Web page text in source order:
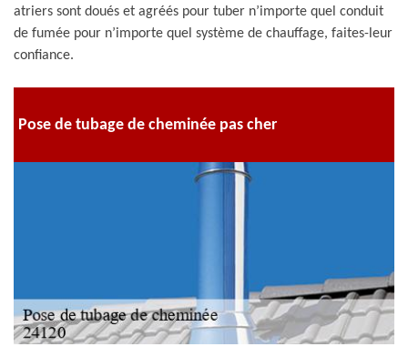
atriers sont doués et agréés pour tuber n’importe quel conduit
de fumée pour n’importe quel système de chauffage, faites-leur
confiance.
Pose de tubage de cheminée pas cher